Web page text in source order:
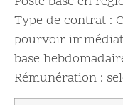
Type de contrat :
pourvoir
base
Rémunération :